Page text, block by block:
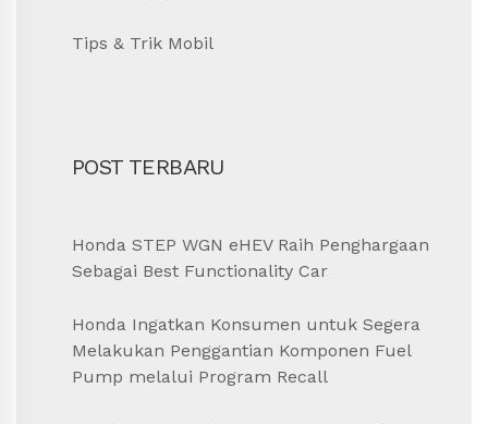
Tips & Trik Mobil
POST TERBARU
Honda STEP WGN eHEV Raih Penghargaan
Sebagai Best Functionality Car
Honda Ingatkan Konsumen untuk Segera
Melakukan Penggantian Komponen Fuel
Pump melalui Program Recall